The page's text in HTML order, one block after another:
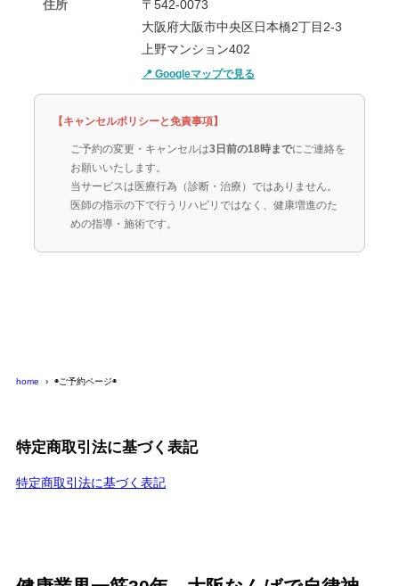
住所
〒542-0073
大阪府大阪市中央区日本橋2丁目2-3
上野マンション402
📍 Googleマップで見る
【キャンセルポリシーと免責事項】
ご予約の変更・キャンセルは3日前の18時までにご連絡を
お願いいたします。
当サービスは医療行為（診断・治療）ではありません。
医師の指示の下で行うリハビリではなく、健康増進のた
めの指導・施術です。
home ◉ご予約ページ◉
特定商取引法に基づく表記
特定商取引法に基づく表記